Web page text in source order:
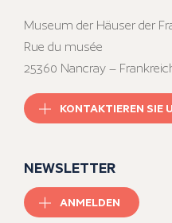
Museum der Häuser der
Rue du musée
25360 Nancray –
KONTAKTIEREN SIE
NEWSLETTER
ANMELDEN